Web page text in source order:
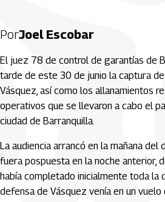
PorJoel Escobar
El juez 78 de control de garantías de
tarde de este 30 de junio la captura
Vásquez, así como los allanamientos
operativos que se llevaron a cabo el
ciudad de Barranquilla.
La audiencia arrancó en la mañana del
fuera pospuesta en la noche anterior,
había completado inicialmente toda la
defensa de Vásquez venía en un